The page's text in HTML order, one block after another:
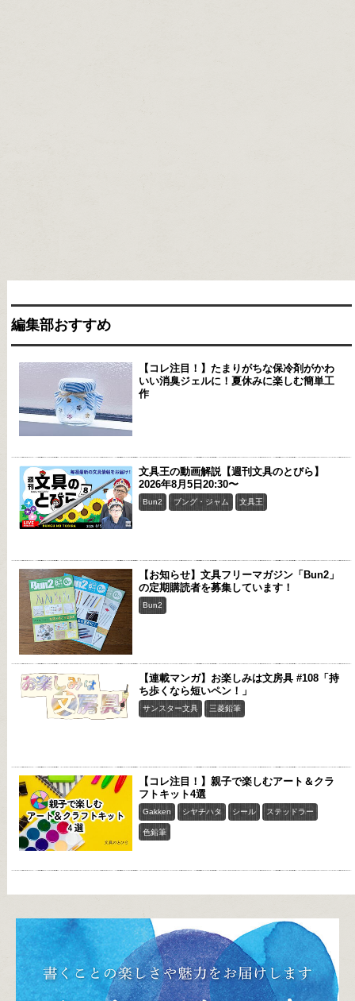
編集部おすすめ
【コレ注目！】たまりがちな保冷剤がかわ
いい消臭ジェルに！夏休みに楽しむ簡単工
作
文具王の動画解説【週刊文具のとびら】
2026年8月5日20:30〜
Bun2 ブング・ジャム 文具王
【お知らせ】文具フリーマガジン「Bun2」
の定期購読者を募集しています！
Bun2
【連載マンガ】お楽しみは文房具 #108「持
ち歩くなら短いペン！」
サンスター文具 三菱鉛筆
【コレ注目！】親子で楽しむアート＆クラ
フトキット4選
Gakken シヤチハタ シール ステッドラー
色鉛筆